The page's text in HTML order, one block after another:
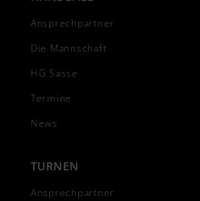
Ansprechpartner
Die Mannschaft
HG Sasse
Termine
News
TURNEN
Ansprechpartner